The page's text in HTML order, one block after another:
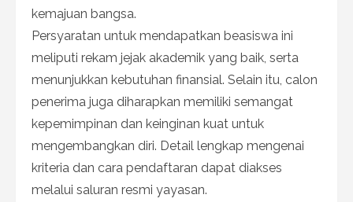
kemajuan bangsa.
Persyaratan untuk mendapatkan beasiswa ini
meliputi rekam jejak akademik yang baik, serta
menunjukkan kebutuhan finansial. Selain itu, calon
penerima juga diharapkan memiliki semangat
kepemimpinan dan keinginan kuat untuk
mengembangkan diri. Detail lengkap mengenai
kriteria dan cara pendaftaran dapat diakses
melalui saluran resmi yayasan.